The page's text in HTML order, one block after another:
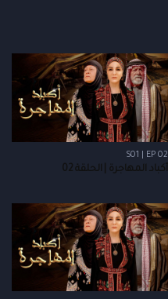
S01 | EP 02
أكباد المهاجرة | الحلقة 02